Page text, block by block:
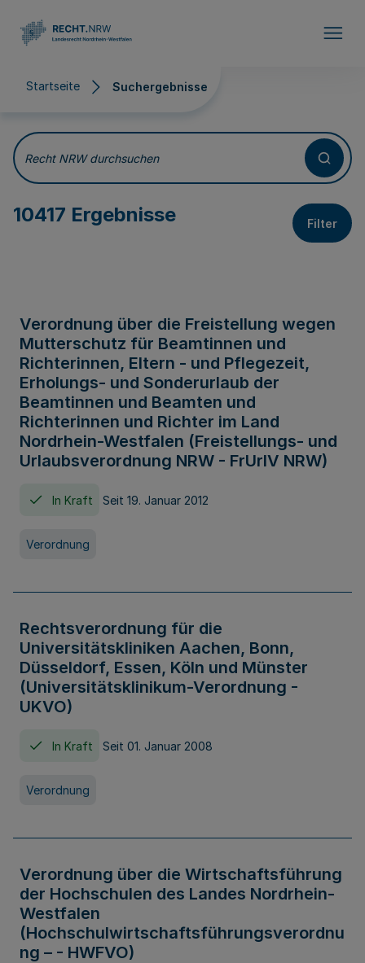
Startseite Suchergebnisse
Suchergebnisse
Recht NRW durchsuchen
10417 Ergebnisse Filter
Verordnung über die Freistellung wegen
Mutterschutz für Beamtinnen und
Richterinnen, Eltern - und Pflegezeit,
Erholungs- und Sonderurlaub der
Beamtinnen und Beamten und
Richterinnen und Richter im Land
Nordrhein-Westfalen (Freistellungs- und
Urlaubsverordnung NRW - FrUrlV NRW)
In Kraft Seit 19. Januar 2012
Verordnung
Rechtsverordnung für die
Universitätskliniken Aachen, Bonn,
Düsseldorf, Essen, Köln und Münster
(Universitätsklinikum-Verordnung -
UKVO)
In Kraft Seit 01. Januar 2008
Verordnung
Verordnung über die Wirtschaftsführung
der Hochschulen des Landes Nordrhein-
Westfalen
(Hochschulwirtschaftsführungsverordnu
ng – - HWFVO)